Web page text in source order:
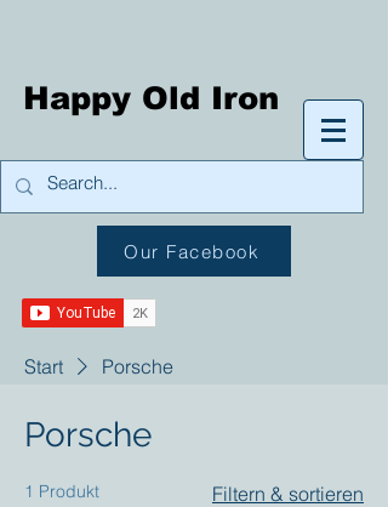
Happy Old Iron
Our Facebook
Start Porsche
Porsche
1 Produkt Filtern & sortieren